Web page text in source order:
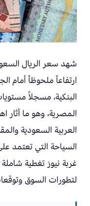
ارتفاعاً ملحوظاً أمام
البنكية، مسجلاً
المصرية، وهو ما أثار
العربية السعودية
السياحة التي تعتمد
غربة نيوز تغطية
لتطورات السوق